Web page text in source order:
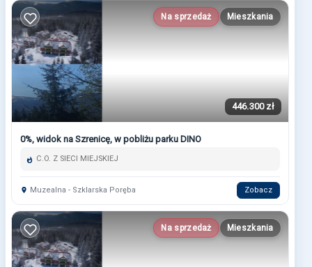
Na sprzedaż Mieszkania
446.300 zł
0%, widok na Szrenicę, w pobliżu parku DINO
C.O. Z SIECI MIEJSKIEJ
Muzealna - Szklarska Poręba Zobacz
Na sprzedaż Mieszkania